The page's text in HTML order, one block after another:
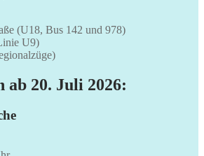
(U18, Bus 142 und 978)
U9)
ab 20. Juli 2026: